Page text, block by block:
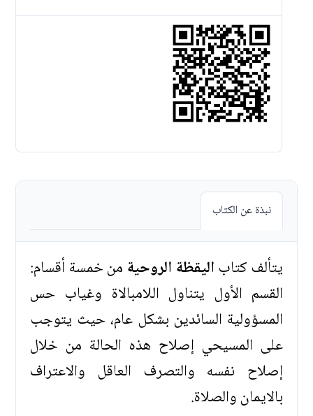
نبذة عن الكتاب
يتألف كتاب اليقظة الروحية من خمسة أقسام:
القسم الأول يتناول اللامبالاة وغياب حس
المسؤولية السائدين بشكل عام، حيث يتوجب
على المسيحي إصلاح هذه الحالة من خلال
إصلاح نفسه والتصرف العاقل والاعتراف
بالايمان والصلاة.